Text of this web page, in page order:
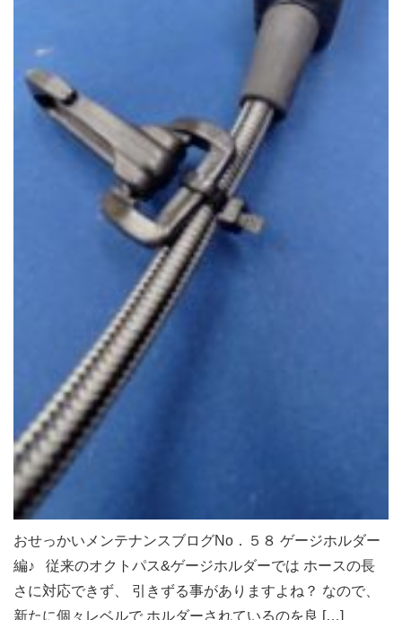
おせっかいメンテナンスブログNo．５８ ゲージホルダー
編♪ 従来のオクトパス&ゲージホルダーでは ホースの長
さに対応できず、 引きずる事がありますよね？ なので、
新たに個々レベルで ホルダーされているのを良 […]